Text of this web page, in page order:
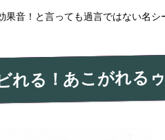
音！と言っても過言ではない名シ
れる！あこがれるゥ